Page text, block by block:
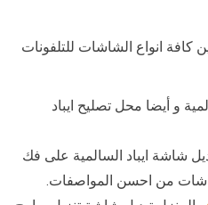
كافة انواع الشاشات للتلفونات
و أيضا محل تصليح ايباد
شاشة ايباد السالمية على فك
من احسن المواصفات.